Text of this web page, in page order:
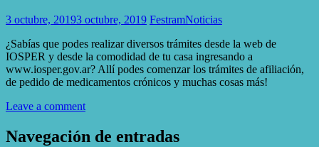
3 octubre, 20193 octubre, 2019 FestramNoticias
¿Sabías que podes realizar diversos trámites desde la web de
IOSPER y desde la comodidad de tu casa ingresando a
www.iosper.gov.ar? Allí podes comenzar los trámites de afiliación,
de pedido de medicamentos crónicos y muchas cosas más!
Leave a comment
Navegación de entradas